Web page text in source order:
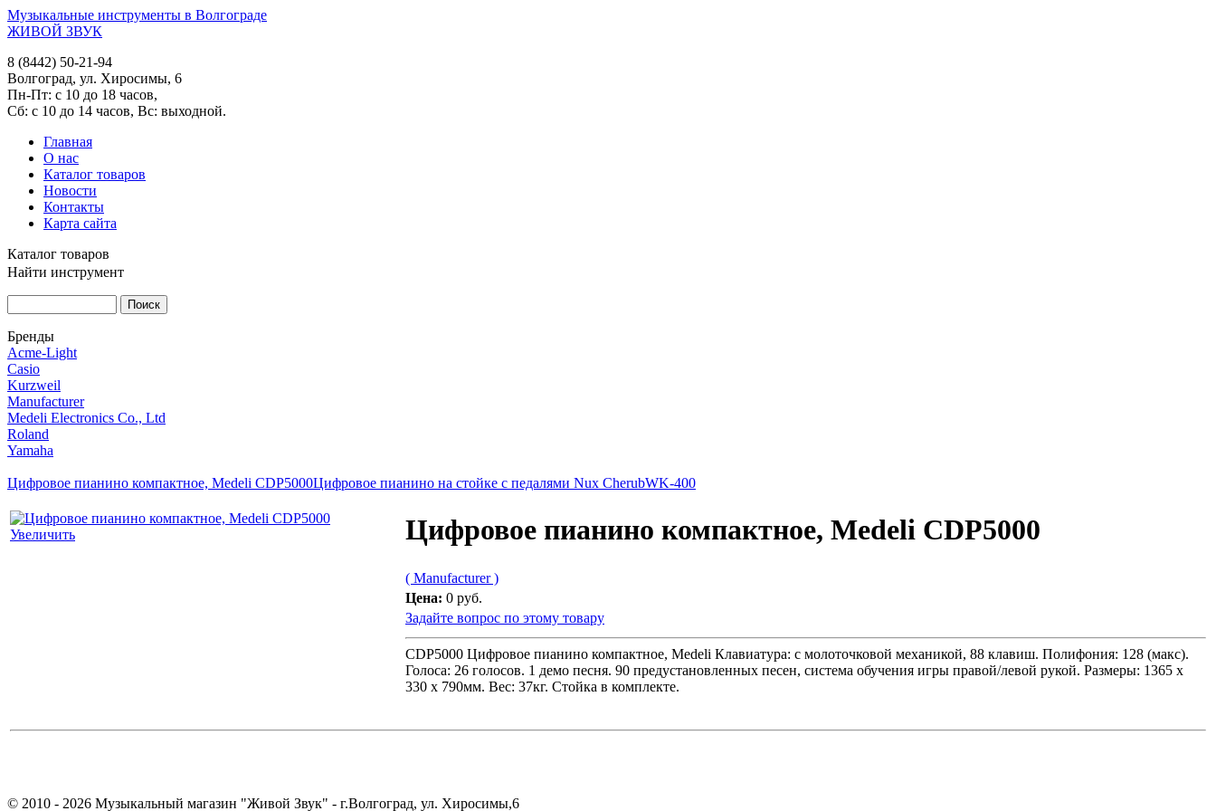
Музыкальные инструменты в Волгограде
ЖИВОЙ ЗВУК
8 (8442) 50-21-94
Волгоград, ул. Хиросимы, 6
Пн-Пт: с 10 до 18 часов,
Сб: с 10 до 14 часов, Вс: выходной.
Главная
О нас
Каталог товаров
Новости
Контакты
Карта сайта
Каталог товаров
Найти инструмент
Бренды
Acme-Light
Casio
Kurzweil
Manufacturer
Medeli Electronics Co., Ltd
Roland
Yamaha
Цифровое пианино компактное, Medeli CDP5000Цифровое пианино на стойке с педалями Nux CherubWK-400
Увеличить Цифровое пианино компактное, Medeli CDP5000
( Manufacturer )
Цена: 0 руб.
Задайте вопрос по этому товару
CDP5000 Цифровое пианино компактное, Medeli Клавиатура: с молоточковой механикой, 88 клавиш. Полифония: 128 (макс).
Голоса: 26 голосов. 1 демо песня. 90 предустановленных песен, система обучения игры правой/левой рукой. Размеры: 1365 х
330 х 790мм. Вес: 37кг. Стойка в комплекте.
© 2010 - 2026 Музыкальный магазин "Живой Звук" - г.Волгоград, ул. Хиросимы,6